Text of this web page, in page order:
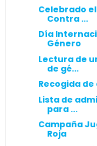
Celebrado
Contra ...
Día
Género
Lectura de
de gé...
Recogida
Lista de
para ...
Campaña
Roja